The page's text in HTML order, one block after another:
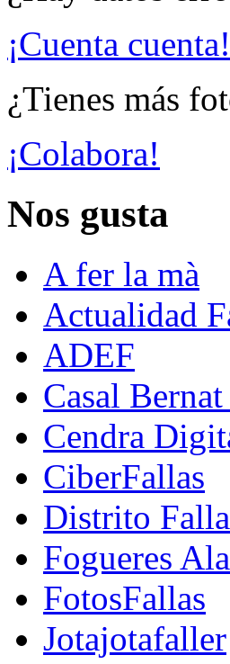
¡Cuenta cuenta!
¿Tienes más
¡Colabora!
Nos gusta
A fer la mà
Actualidad
ADEF
Casal
Cendra
CiberFallas
Distrito
Fogueres
FotosFallas
Jotajotafaller